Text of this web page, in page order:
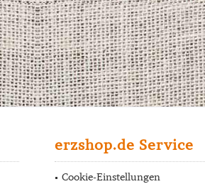
erzshop.de Service
Cookie-Einstellungen